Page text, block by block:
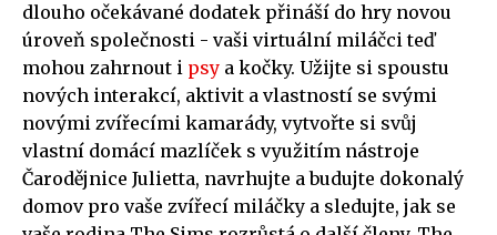
dlouho očekávané dodatek přináší do hry novou
úroveň společnosti - vaši virtuální miláčci teď
mohou zahrnout i psy a kočky. Užijte si spoustu
nových interakcí, aktivit a vlastností se svými
novými zvířecími kamarády, vytvořte si svůj
vlastní domácí mazlíček s využitím nástroje
Čarodějnice Julietta, navrhujte a budujte dokonalý
domov pro vaše zvířecí miláčky a sledujte, jak se